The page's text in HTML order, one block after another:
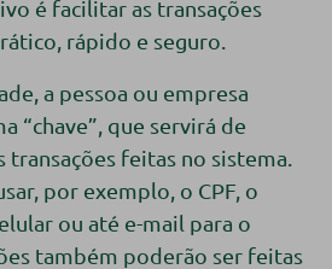
é facilitar as transações
rápido e seguro.
a pessoa ou empresa
“chave”, que servirá de
transações feitas no sistema.
por exemplo, o CPF, o
ou até e-mail para o
também poderão ser feitas